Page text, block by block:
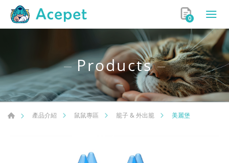
0
Products
產品介紹 鼠鼠專區 籠子 & 外出籠 美麗堡